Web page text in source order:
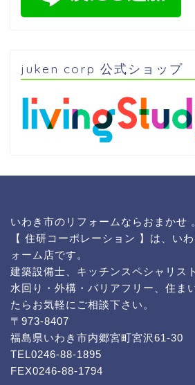
juken corp 公式ショップ
いわき市のリフォームならおまかせ
【 住研コーポレーション 】は、い
ォーム店です。
建築設備士、キッチンスペシャリス
水回り・外構・バリアフリー、住ま
たらお気軽にご相談下さい。
〒973-8407
福島県いわき市内郷宮町宮沢61-30
TEL0246-88-1895
FEX0246-88-1794